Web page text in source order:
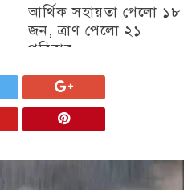
আর্থিক সহায়তা পেলো ১৮
জন, ত্রাণ পেলো ২১
পরিবার
চট্টগ্রাম